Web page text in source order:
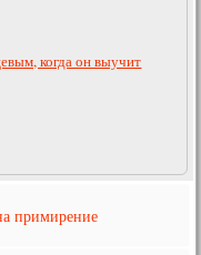
когда он выучит
примирение